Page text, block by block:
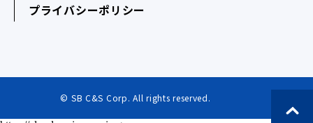
プライバシーポリシー
© SB C&S Corp. All rights reserved.